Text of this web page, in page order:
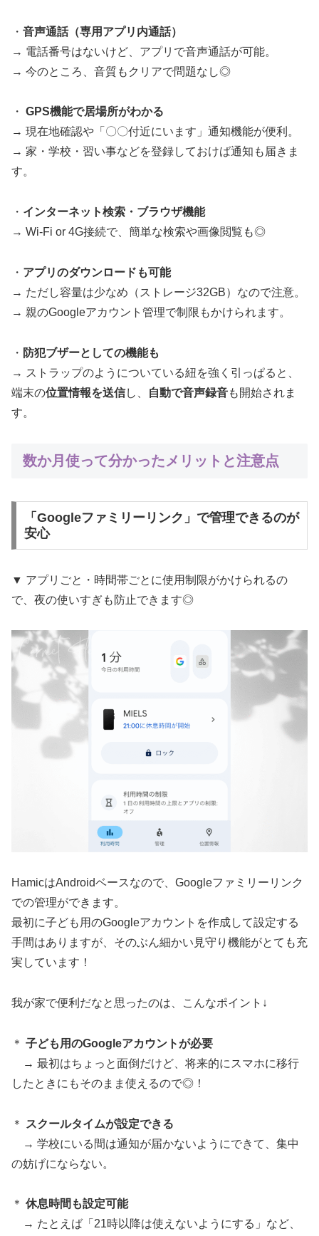
・ 音声通話（専用アプリ内通話）
→ 電話番号はないけど、アプリで音声通話が可能。
→ 今のところ、音質もクリアで問題なし◎
・ GPS機能で居場所がわかる
→ 現在地確認や「〇〇付近にいます」通知機能が便利。
→ 家・学校・習い事などを登録しておけば通知も届きま
す。
・ インターネット検索・ブラウザ機能
→ Wi-Fi or 4G接続で、簡単な検索や画像閲覧も◎
・ アプリのダウンロードも可能
→ ただし容量は少なめ（ストレージ32GB）なので注意。
→ 親のGoogleアカウント管理で制限もかけられます。
・ 防犯ブザーとしての機能も
→ ストラップのようについている紐を強く引っぱると、
端末の位置情報を送信し、 自動で音声録音も開始されま
す。
数か月使って分かったメリットと注意点
「Googleファミリーリンク」で管理できるのが
安心
▼ アプリごと・時間帯ごとに使用制限がかけられるの
で、夜の使いすぎも防止できます◎
HamicはAndroidベースなので、Googleファミリーリンク
での管理ができます。
最初に子ども用のGoogleアカウントを作成して設定する
手間はありますが、そのぶん細かい見守り機能がとても充
実しています！
我が家で便利だなと思ったのは、こんなポイント↓
＊ 子ども用のGoogleアカウントが必要
→ 最初はちょっと面倒だけど、将来的にスマホに移行
したときにもそのまま使えるので◎！
＊
スクールタイムが設定できる
→ 学校にいる間は通知が届かないようにできて、集中
の妨げにならない。
＊ 休息時間も設定可能
→ たとえば「21時以降は使えないようにする」など、